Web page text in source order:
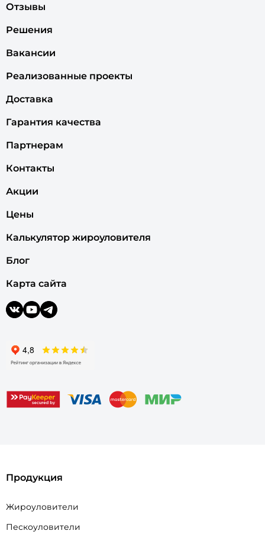
Отзывы
Решения
Вакансии
Реализованные проекты
Доставка
Гарантия качества
Партнерам
Контакты
Акции
Цены
Калькулятор жироуловителя
Блог
Карта сайта
Продукция
Жироуловители
Пескоуловители